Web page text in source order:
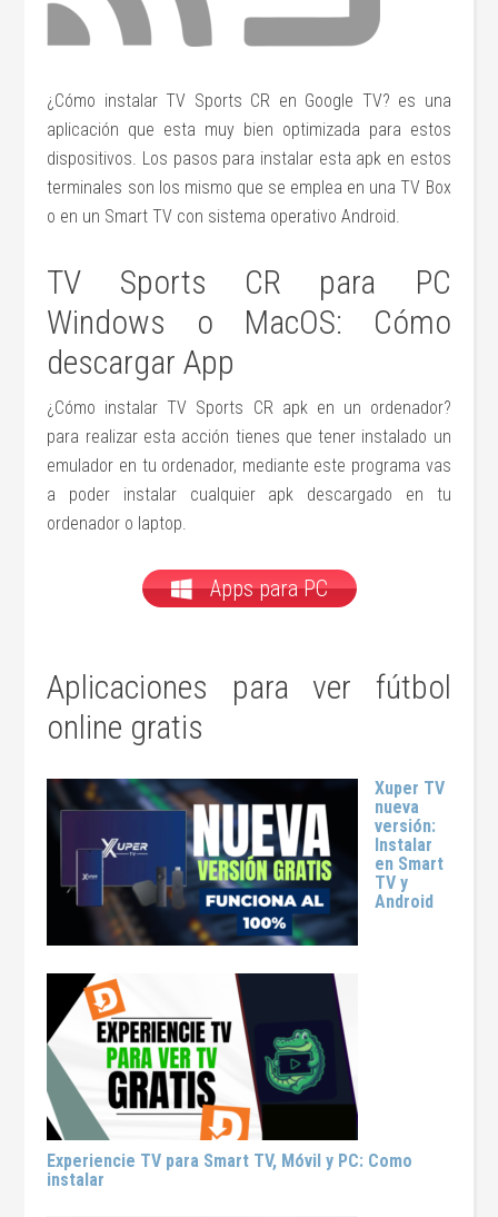
¿Cómo instalar TV Sports CR en Google TV? es una
aplicación que esta muy bien optimizada para estos
dispositivos. Los pasos para instalar esta apk en estos
terminales son los mismo que se emplea en una TV Box
o en un Smart TV con sistema operativo Android.
TV Sports CR para PC
Windows o MacOS: Cómo
descargar App
¿Cómo instalar TV Sports CR apk en un ordenador?
para realizar esta acción tienes que tener instalado un
emulador en tu ordenador, mediante este programa vas
a poder instalar cualquier apk descargado en tu
ordenador o laptop.
Apps para PC
Aplicaciones para ver fútbol
online gratis
Xuper TV
nueva
versión:
Instalar
en Smart
TV y
Android
Experiencie TV para Smart TV, Móvil y PC: Como
instalar